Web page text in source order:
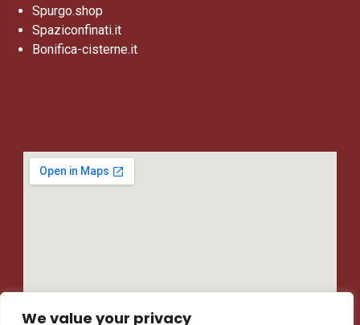
We value your privacy
Spurgo.shop
Spaziconfinati.it
Bonifica-cisterne.it